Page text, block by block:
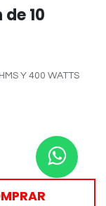
10
Y 400 WATTS